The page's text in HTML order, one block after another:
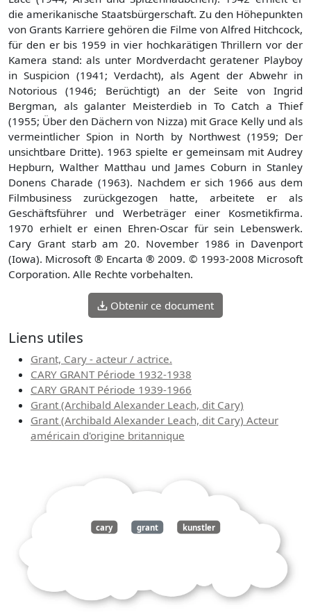
die amerikanische Staatsbürgerschaft. Zu den Höhepunkten
von Grants Karriere gehören die Filme von Alfred Hitchcock,
für den er bis 1959 in vier hochkarätigen Thrillern vor der
Kamera stand: als unter Mordverdacht geratener Playboy
in Suspicion (1941; Verdacht), als Agent der Abwehr in
Notorious (1946; Berüchtigt) an der Seite von Ingrid
Bergman, als galanter Meisterdieb in To Catch a Thief
(1955; Über den Dächern von Nizza) mit Grace Kelly und als
vermeintlicher Spion in North by Northwest (1959; Der
unsichtbare Dritte). 1963 spielte er gemeinsam mit Audrey
Hepburn, Walther Matthau und James Coburn in Stanley
Donens Charade (1963). Nachdem er sich 1966 aus dem
Filmbusiness zurückgezogen hatte, arbeitete er als
Geschäftsführer und Werbeträger einer Kosmetikfirma.
1970 erhielt er einen Ehren-Oscar für sein Lebenswerk.
Cary Grant starb am 20. November 1986 in Davenport
(Iowa). Microsoft ® Encarta ® 2009. © 1993-2008 Microsoft
Corporation. Alle Rechte vorbehalten.
Obtenir ce document
Liens utiles
Grant, Cary - acteur / actrice.
CARY GRANT Période 1932-1938
CARY GRANT Période 1939-1966
Grant (Archibald Alexander Leach, dit Cary)
Grant (Archibald Alexander Leach, dit Cary) Acteur
américain d'origine britannique
cary grant kunstler